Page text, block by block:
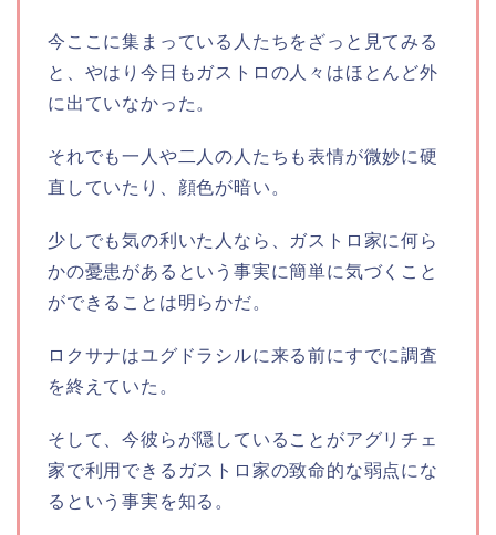
今ここに集まっている人たちをざっと見てみる
と、やはり今日もガストロの人々はほとんど外
に出ていなかった。
それでも一人や二人の人たちも表情が微妙に硬
直していたり、顔色が暗い。
少しでも気の利いた人なら、ガストロ家に何ら
かの憂患があるという事実に簡単に気づくこと
ができることは明らかだ。
ロクサナはユグドラシルに来る前にすでに調査
を終えていた。
そして、今彼らが隠していることがアグリチェ
家で利用できるガストロ家の致命的な弱点にな
るという事実を知る。